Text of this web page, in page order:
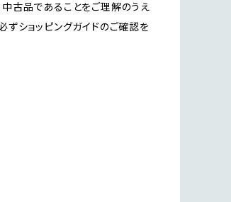
古品であることをご理解のうえ
ずショッピングガイドのご確認を